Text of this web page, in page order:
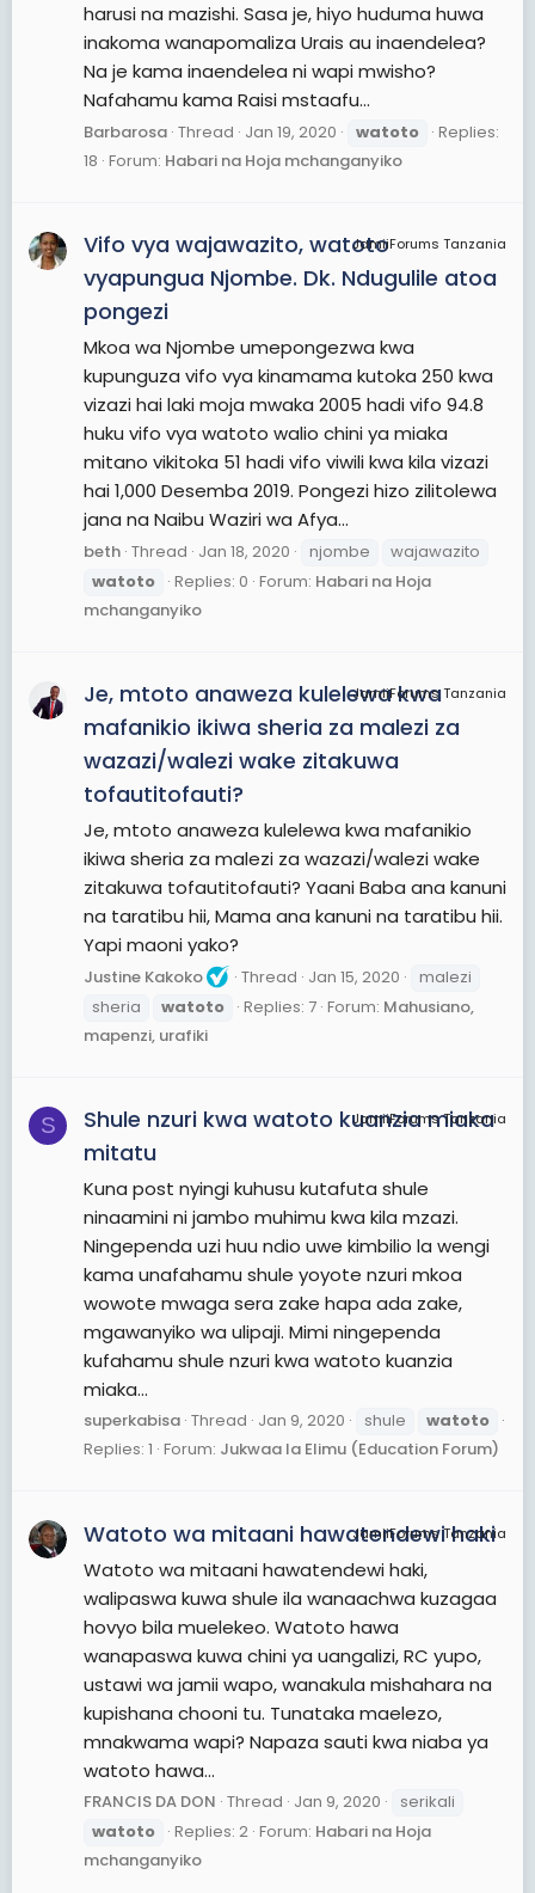
harusi na mazishi. Sasa je, hiyo huduma huwa
inakoma wanapomaliza Urais au inaendelea?
Na je kama inaendelea ni wapi mwisho?
Nafahamu kama Raisi mstaafu...
Barbarosa Thread Jan 19, 2020 watoto
Replies:
18 Forum: Habari na Hoja mchanganyiko
JamiiForums Tanzania
Vifo vya wajawazito, watoto
vyapungua Njombe. Dk. Ndugulile atoa
pongezi
Mkoa wa Njombe umepongezwa kwa
kupunguza vifo vya kinamama kutoka 250 kwa
vizazi hai laki moja mwaka 2005 hadi vifo 94.8
huku vifo vya watoto walio chini ya miaka
mitano vikitoka 51 hadi vifo viwili kwa kila vizazi
hai 1,000 Desemba 2019. Pongezi hizo zilitolewa
jana na Naibu Waziri wa Afya...
beth Thread Jan 18, 2020 njombe
wajawazito
watoto
Replies: 0 Forum: Habari na Hoja
mchanganyiko
JamiiForums Tanzania
Je, mtoto anaweza kulelewa kwa
mafanikio ikiwa sheria za malezi za
wazazi/walezi wake zitakuwa
tofautitofauti?
Je, mtoto anaweza kulelewa kwa mafanikio
ikiwa sheria za malezi za wazazi/walezi wake
zitakuwa tofautitofauti? Yaani Baba ana kanuni
na taratibu hii, Mama ana kanuni na taratibu hii.
Yapi maoni yako?
Justine Kakoko Thread Jan 15, 2020
malezi
sheria
watoto Replies: 7 Forum: Mahusiano,
mapenzi, urafiki
S JamiiForums Tanzania
Shule nzuri kwa watoto kuanzia miaka
mitatu
Kuna post nyingi kuhusu kutafuta shule
ninaamini ni jambo muhimu kwa kila mzazi.
Ningependa uzi huu ndio uwe kimbilio la wengi
kama unafahamu shule yoyote nzuri mkoa
wowote mwaga sera zake hapa ada zake,
mgawanyiko wa ulipaji. Mimi ningependa
kufahamu shule nzuri kwa watoto kuanzia
miaka...
superkabisa Thread Jan 9, 2020 shule
watoto
Replies: 1 Forum: Jukwaa la Elimu (Education Forum)
JamiiForums Tanzania
Watoto wa mitaani hawatendewi haki
Watoto wa mitaani hawatendewi haki,
walipaswa kuwa shule ila wanaachwa kuzagaa
hovyo bila muelekeo. Watoto hawa
wanapaswa kuwa chini ya uangalizi, RC yupo,
ustawi wa jamii wapo, wanakula mishahara na
kupishana chooni tu. Tunataka maelezo,
mnakwama wapi? Napaza sauti kwa niaba ya
watoto hawa...
FRANCIS DA DON Thread Jan 9, 2020
serikali
watoto
Replies: 2 Forum: Habari na Hoja
mchanganyiko